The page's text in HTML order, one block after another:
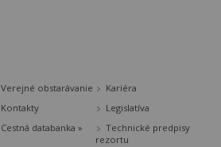
Verejné obstarávanie
Kariéra
Kontakty
Legislatíva
Cestná databanka »
Technické predpisy
rezortu